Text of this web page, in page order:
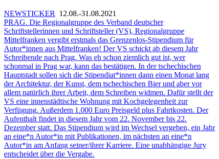
NEWSTICKER
12.08.-31.08.2021
PRAG. Die Regionalgruppe des Verband deutscher
Schriftstellerinnen und Schriftsteller (VS), Regionalgruppe
Mittelfranken vergibt erstmals das Grenzenlos-Stipendium für
Autor*innen aus Mittelfranken! Der VS schickt ab diesem Jahr
Schreibende nach Prag. Was eh schon ziemlich gut ist, wer
schonmal in Prag war, kann das bestätigen. In der tschechischen
Hauptstadt sollen sich die Stipendiat*innen dann einen Monat lang
der Architektur, der Kunst, dem tschechischen Bier und aber vor
allem natürlich ihrer Arbeit, dem Schreiben widmen. Dafür stellt der
VS eine innenstädtische Wohnung mit Kochgelegenheit zur
Verfügung. Außerdem 1.000 Euro Preisgeld plus Fahrtkosten. Der
Aufenthalt findet in diesem Jahr vom 22. November bis 22.
Dezember statt. Das Stipendium wird im Wechsel vergeben, ein Jahr
an eine*n Autor*in mit Publikationen, im nächsten an eine*n
Autor*in am Anfang seiner/ihrer Karriere. Eine unabhängige Jury
entscheidet über die Vergabe.